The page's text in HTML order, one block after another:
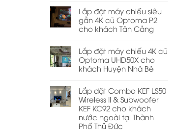
Lắp đặt máy chiếu siêu
gần 4K cũ Optoma P2
cho khách Tân Cảng
Lắp đặt máy chiếu 4K cũ
Optoma UHD50X cho
khách Huyện Nhà Bè
Lắp đặt Combo KEF LS50
Wireless II & Subwoofer
KEF KC92 cho khách
nước ngoài tại Thành
Phố Thủ Đức